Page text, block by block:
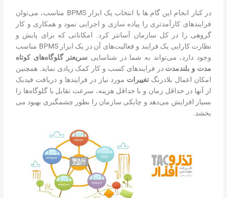
در کنار انجام این گام ها با انتخاب یک ابزار BPMS مناسب، می‌توان
فرایندهای کارآمدتری را پیاده سازی و اجرایی نمود و همکاری و کار
گروهی را در کل سازمان آسانتر کرد. امکاناتی که برای پایش و
نظارت کارایی یک فرایند و فعالیت‌های آن در یک ابزار BPMS مناسب
وجود دارد، می‌تواند به شما در شناسایی سریعتر گلوگاه‌های کوتاه
مدت و بلندمدت در فرایندهای کسب و کار کمک زیادی نماید. همچنین
امکان اعمال بلادرنگ تغییرات مورد نیاز در فرایندها و دریافت فیدبک
از آنها در حداقل زمان و با حداقل هزینه، سرعت تقابل با گلوگاه‌ها را
بسیار افزایش می‌دهد و چابکی سازمان را بطور چشمگیری بهبود می
بخشد.